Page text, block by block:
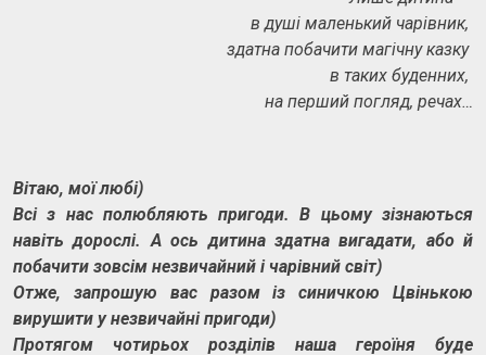
в душі маленький чарівник,
здатна побачити магічну казку
в таких буденних,
на перший погляд, речах…
Вітаю, мої любі)
Всі з нас полюбляють пригоди. В цьому зізнаються
навіть дорослі. А ось дитина здатна вигадати, або й
побачити зовсім незвичайний і чарівний світ)
Отже, запрошую вас разом із синичкою Цвінькою
вирушити у незвичайні пригоди)
Протягом чотирьох розділів наша героїня буде